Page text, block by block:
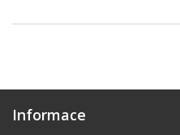
Informace